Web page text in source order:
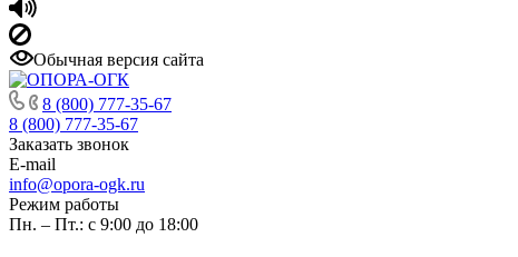
Обычная версия сайта
8 (800) 777-35-67
8 (800) 777-35-67
Заказать звонок
E-mail
info@opora-ogk.ru
Режим работы
Пн. – Пт.: с 9:00 до 18:00